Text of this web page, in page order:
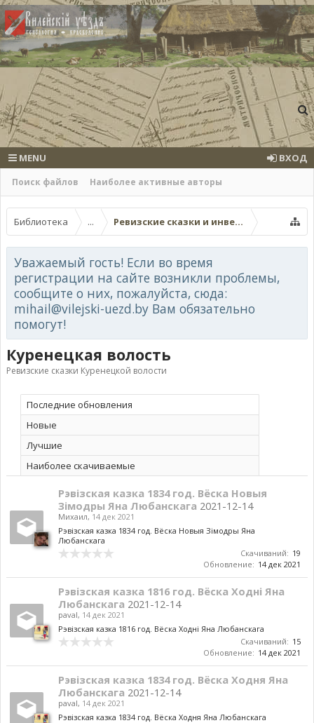
Поиск файлов Наиболее активные авторы
MENU ВХОД
Библиотека ... Ревизские сказки и инвентари
Уважаемый гость! Если во время
регистрации на сайте возникли проблемы,
сообщите о них, пожалуйста, сюда:
mihail@vilejski-uezd.by Вам обязательно
помогут!
Куренецкая волость
Ревизские сказки Куренецкой волости
Последние обновления
Новые
Лучшие
Наиболее скачиваемые
Рэвізская казка 1834 год. Вёска Новыя
Зімодры Яна Любанскага 2021-12-14
Михаил, 14 дек 2021
Рэвізская казка 1834 год. Вёска Новыя Зімодры Яна
Любанскага
Скачиваний: 19
Обновление: 14 дек 2021
Рэвізская казка 1816 год. Вёска Ходні Яна
Любанскага 2021-12-14
paval, 14 дек 2021
Рэвізская казка 1816 год. Вёска Ходні Яна Любанскага
Скачиваний: 15
Обновление: 14 дек 2021
Рэвізская казка 1834 год. Вёска Ходня Яна
Любанскага 2021-12-14
paval, 14 дек 2021
Рэвізская казка 1834 год. Вёска Ходня Яна Любанскага